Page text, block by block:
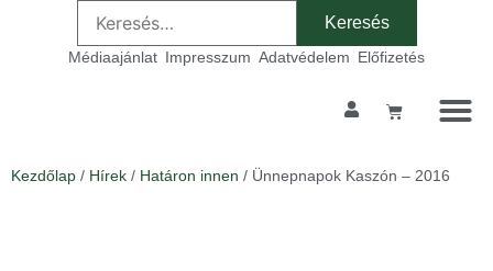
Médiaajánlat Impresszum Adatvédelem Előfizetés
Kezdőlap / Hírek / Határon innen / Ünnepnapok Kaszón – 2016